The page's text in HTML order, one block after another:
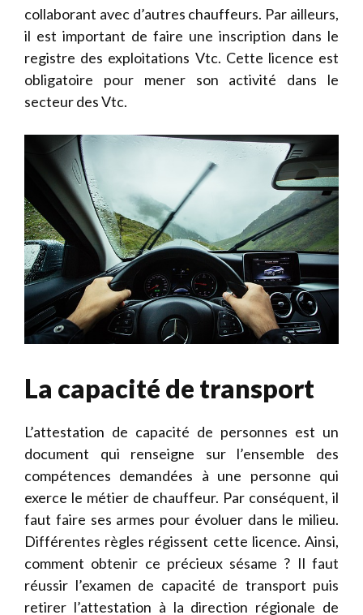
collaborant avec d’autres chauffeurs. Par ailleurs,
il est important de faire une inscription dans le
registre des exploitations Vtc. Cette licence est
obligatoire pour mener son activité dans le
secteur des Vtc.
La capacité de transport
L’attestation de capacité de personnes est un
document qui renseigne sur l’ensemble des
compétences demandées à une personne qui
exerce le métier de chauffeur. Par conséquent, il
faut faire ses armes pour évoluer dans le milieu.
Différentes règles régissent cette licence. Ainsi,
comment obtenir ce précieux sésame ? Il faut
réussir l’examen de capacité de transport puis
retirer l’attestation à la direction régionale de